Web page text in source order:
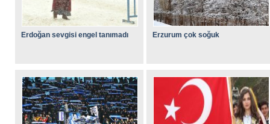
Erdoğan sevgisi engel tanımadı Erzurum çok soğuk